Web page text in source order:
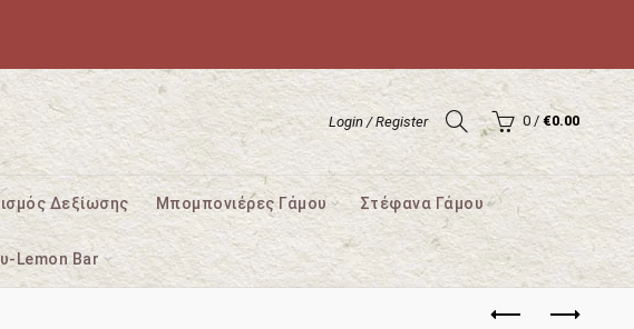
Login / Register 0 / €0.00
Δεξίωσης Μπομπονιέρες Γάμου Στέφανα Γάμου
Lemon Bar